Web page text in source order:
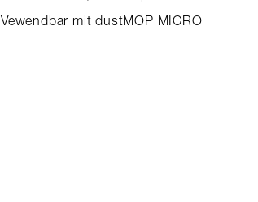
Vewendbar mit dustMOP MICRO